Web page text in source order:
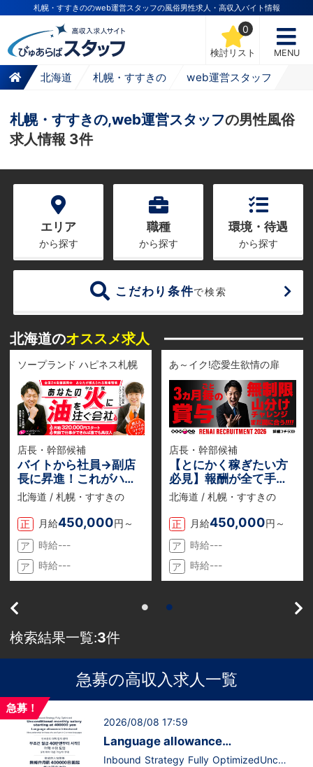
札幌・すすきののweb運営スタッフの風俗男性求人・高収入バイト情報
検討リスト
0
MENU
北海道 札幌・すすきの web運営スタッフ
札幌・すすきの,web運営スタッフの男性風俗
求人情報 3件
エリア
から探す
職種
から探す
環境・待遇
から探す
こだわり条件で検索
北海道のオススメ求人
ソープランド ハピネス札幌
店長・幹部候補
バイトから社員→副店
長に昇進！これがハピ
ネスの【当たり前】収
入だけじゃない。長く
働ける環境がある。
北海道 / 札幌・すすきの
正 月給450,000円～
ア
時給---
ア
時給---
あ～イク!恋愛生欲情の扉
店長・幹部候補
【とにかく稼ぎたい方
必見】報酬が全て手取
りでもらえる『業務委
託』のお仕事説明会を
随時開催中！
北海道 / 札幌・すすきの
正 月給450,000円～
ア
時給---
ア
時給---
検索結果一覧:3件
急募の高収入求人一覧
急募！
2026/08/08 17:59
Language allowance
introduced/推出語言津貼
Inbound Strategy Fully OptimizedUncon